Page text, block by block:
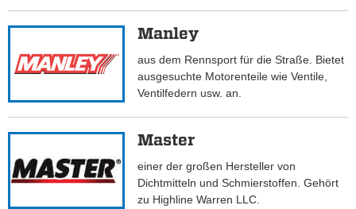
Manley
aus dem Rennsport für die Straße. Bietet
ausgesuchte Motorenteile wie Ventile,
Ventilfedern usw. an.
Master
einer der großen Hersteller von
Dichtmitteln und Schmierstoffen. Gehört
zu Highline Warren LLC.